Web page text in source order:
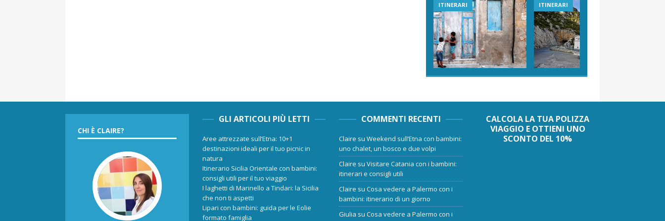
ITINERARI ITINERARI
CHI È CLAIRE?
GLI ARTICOLI PIÙ LETTI
Aree attrezzate sull’Etna: 10+1
destinazioni ideali per il tuo picnic in
natura
Itinerario Sicilia Orientale con bambini:
consigli utili per il tuo viaggio
I laghetti di Marinello a Tindari: la Sicilia
che non ti aspetti
Lipari con bambini: guida per le Eolie
formato famiglia
COMMENTI RECENTI
Claire suWeekend sull’Etna con bambini:
uno chalet, un bosco e due volpi
Claire suVisitare Catania con i bambini:
itinerari e consigli utili
Claire suCosa vedere a Palermo con i
bambini: itinerario di un giorno
Giulia suCosa vedere a Palermo con i
CALCOLA LA TUA POLIZZA
VIAGGIO E OTTIENI UNO
SCONTO DEL 10%